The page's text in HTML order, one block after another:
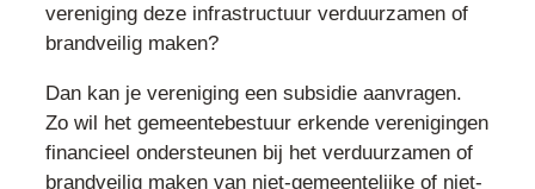
vereniging deze infrastructuur verduurzamen of
brandveilig maken?
Dan kan je vereniging een subsidie aanvragen.
Zo wil het gemeentebestuur erkende verenigingen
financieel ondersteunen bij het verduurzamen of
brandveilig maken van niet-gemeentelijke of niet-